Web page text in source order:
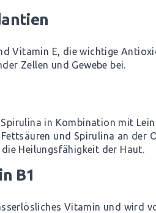
Vitamin E, die wichtige
Zellen und Gewebe bei.
in Kombination mit
und Spirulina an der
Heilungsfähigkeit der Haut.
B1
Vitamin und wird